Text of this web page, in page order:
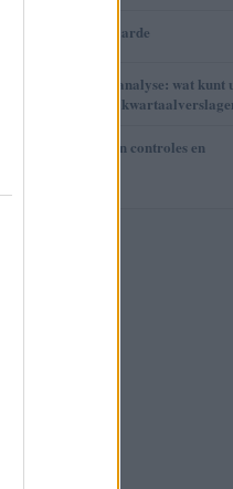
Neymar’s nettowaarde
Financiële marktanalyse: wat kunt
verwachten na de
Belastingen, tussen controles en